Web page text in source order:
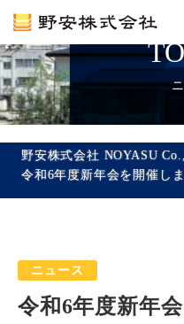
カタログ
瓦ができるまで
会社概要 沿革 代表
野安株式会社 NOYASU
令和6年度新年会を開催し
ニュース
令和6年度新年